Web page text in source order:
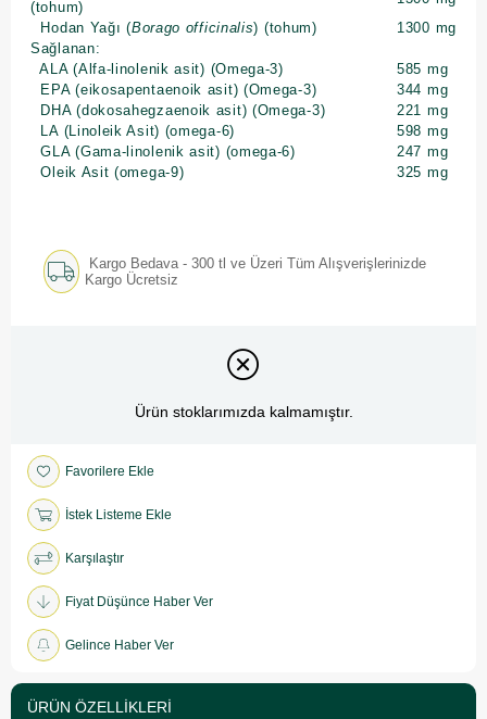
(tohum)
Hodan Yağı (Borago officinalis) (tohum)
1300 mg
Sağlanan:
ALA (Alfa-linolenik asit) (Omega-3)
585 mg
EPA (eikosapentaenoik asit) (Omega-3)
344 mg
DHA (dokosahegzaenoik asit) (Omega-3)
221 mg
LA (Linoleik Asit) (omega-6)
598 mg
GLA (Gama-linolenik asit) (omega-6)
247 mg
Oleik Asit (omega-9)
325 mg
Kargo Bedava - 300 tl ve Üzeri Tüm Alışverişlerinizde
Kargo Ücretsiz
Ürün stoklarımızda kalmamıştır.
Favorilere Ekle
İstek Listeme Ekle
Karşılaştır
Fiyat Düşünce Haber Ver
Gelince Haber Ver
ÜRÜN ÖZELLIKLERI